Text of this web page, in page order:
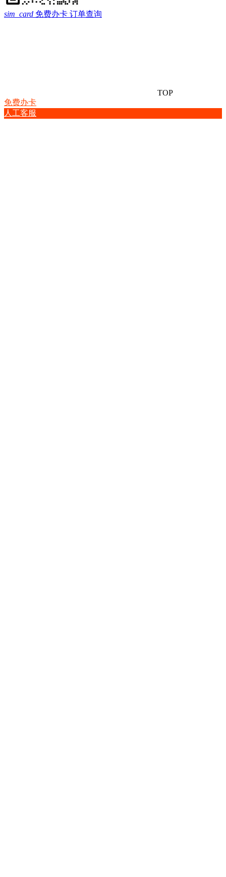
sim_card 免费办卡 订单查询
TOP
免费办卡
人工客服